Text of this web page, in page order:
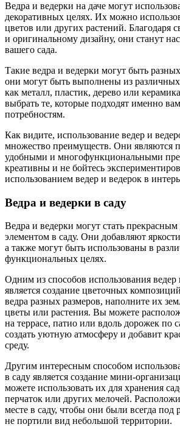
Ведра и ведерки на даче могут
декоративных целях. Их можно
цветов или других растений. Благодаря
и оригинальному дизайну, они станут
вашего сада.
Такие ведра и ведерки могут быть
они могут быть выполнены из
как металл, пластик, дерево или
выбрать те, которые подходят именно
потребностям.
Как видите, использование ведер и
множество преимуществ. Они являются
удобными и многофункциональными
креативны и не бойтесь
использованием ведер и ведерок в
Ведра и ведерки в саду
Ведра и ведерки могут стать
элементом в саду. Они добавляют
а также могут быть использованы в
функциональных целях.
Одним из способов использования ведер
является создание цветочных
ведра разных размеров, наполните их
цветы или растения. Вы можете
на террасе, патио или вдоль дорожек по
создать уютную атмосферу и добавит
среду.
Другим интересным способом
в саду является создание мини-
можете использовать их для хранения
перчаток или других мелочей.
месте в саду, чтобы они были всегда под
не портили вид небольшой территории.